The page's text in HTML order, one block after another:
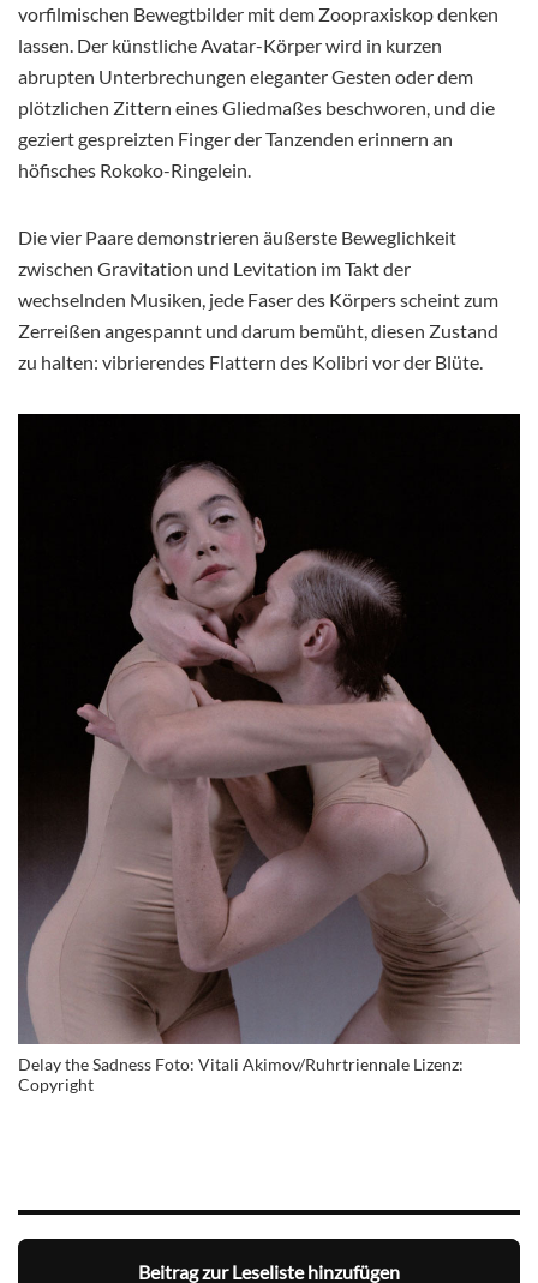
vorfilmischen Bewegtbilder mit dem Zoopraxiskop denken
lassen. Der künstliche Avatar-Körper wird in kurzen
abrupten Unterbrechungen eleganter Gesten oder dem
plötzlichen Zittern eines Gliedmaßes beschworen, und die
geziert gespreizten Finger der Tanzenden erinnern an
höfisches Rokoko-Ringelein.
Die vier Paare demonstrieren äußerste Beweglichkeit
zwischen Gravitation und Levitation im Takt der
wechselnden Musiken, jede Faser des Körpers scheint zum
Zerreißen angespannt und darum bemüht, diesen Zustand
zu halten: vibrierendes Flattern des Kolibri vor der Blüte.
Delay the Sadness Foto: Vitali Akimov/Ruhrtriennale Lizenz:
Copyright
Beitrag zur Leseliste hinzufügen